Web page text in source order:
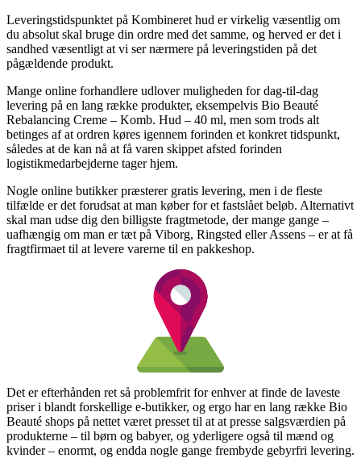
Leveringstidspunktet på Kombineret hud er virkelig væsentlig om
du absolut skal bruge din ordre med det samme, og herved er det i
sandhed væsentligt at vi ser nærmere på leveringstiden på det
pågældende produkt.
Mange online forhandlere udlover muligheden for dag-til-dag
levering på en lang række produkter, eksempelvis Bio Beauté
Rebalancing Creme – Komb. Hud – 40 ml, men som trods alt
betinges af at ordren køres igennem forinden et konkret tidspunkt,
således at de kan nå at få varen skippet afsted forinden
logistikmedarbejderne tager hjem.
Nogle online butikker præsterer gratis levering, men i de fleste
tilfælde er det forudsat at man køber for et fastslået beløb. Alternativt
skal man udse dig den billigste fragtmetode, der mange gange –
uafhængig om man er tæt på Viborg, Ringsted eller Assens – er at få
fragtfirmaet til at levere varerne til en pakkeshop.
Det er efterhånden ret så problemfrit for enhver at finde de laveste
priser i blandt forskellige e-butikker, og ergo har en lang række Bio
Beauté shops på nettet været presset til at at presse salgsværdien på
produkterne – til børn og babyer, og yderligere også til mænd og
kvinder – enormt, og endda nogle gange frembyde gebyrfri levering.